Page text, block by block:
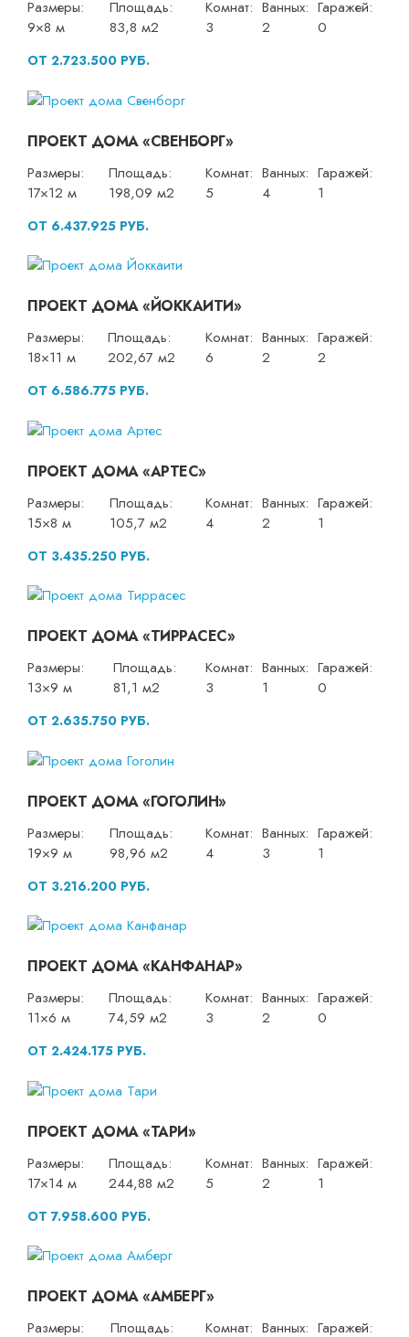
Размеры:
9×8 м
Площадь:
83,8 м2
Комнат:
3
Ванных:
2
Гаражей:
0
ОТ 2.723.500 РУБ.
ПРОЕКТ ДОМА «СВЕНБОРГ»
Размеры:
17×12 м
Площадь:
198,09 м2
Комнат:
5
Ванных:
4
Гаражей:
1
ОТ 6.437.925 РУБ.
ПРОЕКТ ДОМА «ЙОККАИТИ»
Размеры:
18×11 м
Площадь:
202,67 м2
Комнат:
6
Ванных:
2
Гаражей:
2
ОТ 6.586.775 РУБ.
ПРОЕКТ ДОМА «АРТЕС»
Размеры:
15×8 м
Площадь:
105,7 м2
Комнат:
4
Ванных:
2
Гаражей:
1
ОТ 3.435.250 РУБ.
ПРОЕКТ ДОМА «ТИРРАСЕС»
Размеры:
13×9 м
Площадь:
81,1 м2
Комнат:
3
Ванных:
1
Гаражей:
0
ОТ 2.635.750 РУБ.
ПРОЕКТ ДОМА «ГОГОЛИН»
Размеры:
19×9 м
Площадь:
98,96 м2
Комнат:
4
Ванных:
3
Гаражей:
1
ОТ 3.216.200 РУБ.
ПРОЕКТ ДОМА «КАНФАНАР»
Размеры:
11×6 м
Площадь:
74,59 м2
Комнат:
3
Ванных:
2
Гаражей:
0
ОТ 2.424.175 РУБ.
ПРОЕКТ ДОМА «ТАРИ»
Размеры:
17×14 м
Площадь:
244,88 м2
Комнат:
5
Ванных:
2
Гаражей:
1
ОТ 7.958.600 РУБ.
ПРОЕКТ ДОМА «АМБЕРГ»
Размеры: Площадь: Комнат: Ванных: Гаражей: